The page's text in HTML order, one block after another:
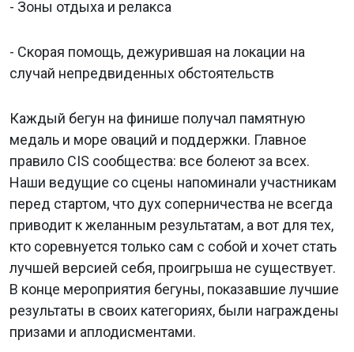
- Зоны отдыха и релакса
- Скорая помощь, дежурившая на локации на
случай непредвиденных обстоятельств
Каждый бегун на финише получал памятную
медаль и море оваций и поддержки. Главное
правило CIS сообщества: все болеют за всех.
Наши ведущие со сцены напоминали участникам
перед стартом, что дух соперничества не всегда
приводит к желанным результатам, а вот для тех,
кто соревнуется только сам с собой и хочет стать
лучшей версией себя, проигрыша не существует.
В конце мероприятия бегуны, показавшие лучшие
результаты в своих категориях, были награждены
призами и аплодисментами.